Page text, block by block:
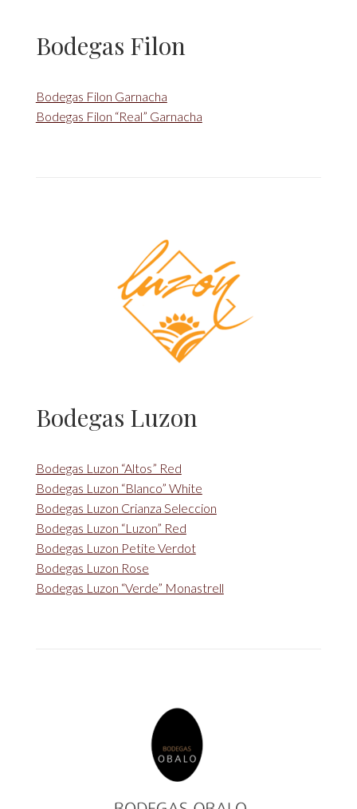
Bodegas Filon
Bodegas Filon Garnacha
Bodegas Filon “Real” Garnacha
Bodegas Luzon
Bodegas Luzon “Altos” Red
Bodegas Luzon “Blanco” White
Bodegas Luzon Crianza Seleccion
Bodegas Luzon “Luzon” Red
Bodegas Luzon Petite Verdot
Bodegas Luzon Rose
Bodegas Luzon “Verde” Monastrell